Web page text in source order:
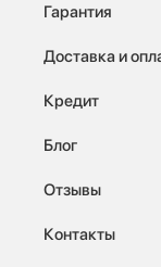
Гарантия
Доставка и
Кредит
Блог
Отзывы
Контакты